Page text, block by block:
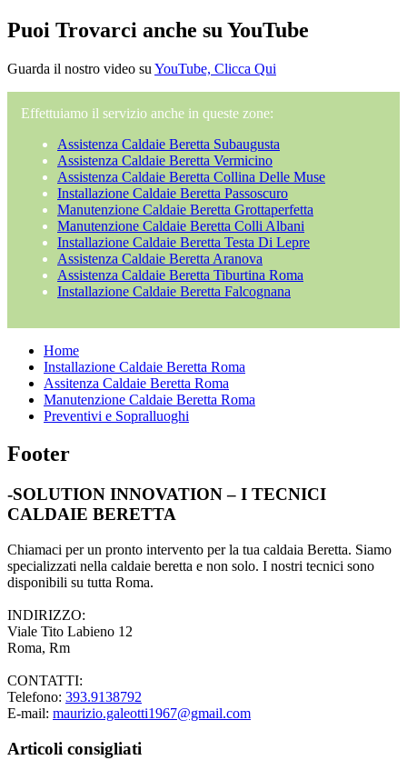
Puoi Trovarci anche su YouTube
Guarda il nostro video su YouTube, Clicca Qui
Effettuiamo il servizio anche in queste zone:
Assistenza Caldaie Beretta Subaugusta
Assistenza Caldaie Beretta Vermicino
Assistenza Caldaie Beretta Collina Delle Muse
Installazione Caldaie Beretta Passoscuro
Manutenzione Caldaie Beretta Grottaperfetta
Manutenzione Caldaie Beretta Colli Albani
Installazione Caldaie Beretta Testa Di Lepre
Assistenza Caldaie Beretta Aranova
Assistenza Caldaie Beretta Tiburtina Roma
Installazione Caldaie Beretta Falcognana
Home
Installazione Caldaie Beretta Roma
Assitenza Caldaie Beretta Roma
Manutenzione Caldaie Beretta Roma
Preventivi e Sopralluoghi
Footer
-SOLUTION INNOVATION – I TECNICI
CALDAIE BERETTA
Chiamaci per un pronto intervento per la tua caldaia Beretta. Siamo
specializzati nella caldaie beretta e non solo. I nostri tecnici sono
disponibili su tutta Roma.
INDIRIZZO:
Viale Tito Labieno 12
Roma, Rm
CONTATTI:
Telefono: 393.9138792
E-mail: maurizio.galeotti1967@gmail.com
Articoli consigliati